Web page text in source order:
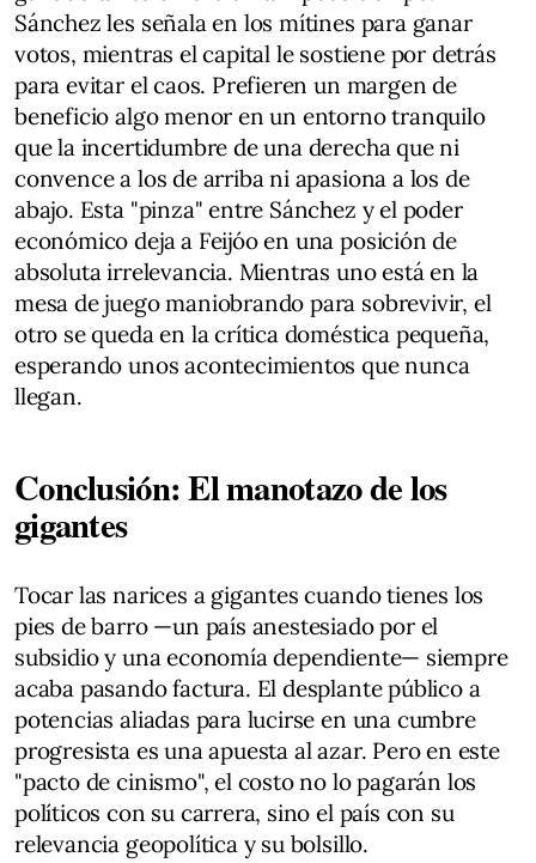
Sánchez les señala en los mítines para ganar
votos, mientras el capital le sostiene por detrás
para evitar el caos. Prefieren un margen de
beneficio algo menor en un entorno tranquilo
que la incertidumbre de una derecha que ni
convence a los de arriba ni apasiona a los de
abajo. Esta "pinza" entre Sánchez y el poder
económico deja a Feijóo en una posición de
absoluta irrelevancia. Mientras uno está en la
mesa de juego maniobrando para sobrevivir, el
otro se queda en la crítica doméstica pequeña,
esperando unos acontecimientos que nunca
llegan.
Conclusión: El manotazo de los
gigantes
Tocar las narices a gigantes cuando tienes los
pies de barro —un país anestesiado por el
subsidio y una economía dependiente— siempre
acaba pasando factura. El desplante público a
potencias aliadas para lucirse en una cumbre
progresista es una apuesta al azar. Pero en este
"pacto de cinismo", el costo no lo pagarán los
políticos con su carrera, sino el país con su
relevancia geopolítica y su bolsillo.